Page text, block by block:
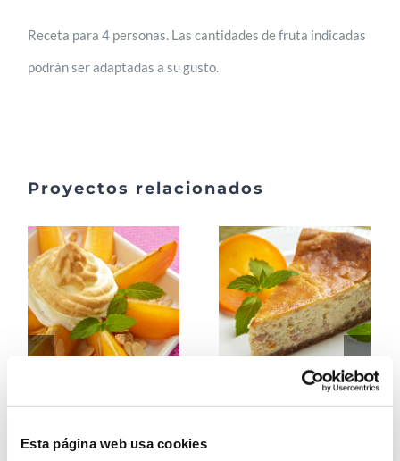
Esta página web usa cookies
Receta para 4 personas. Las cantidades de fruta indicadas
podrán ser adaptadas a su gusto.
Proyectos relacionados
Merengue
Persimon
Tarta de